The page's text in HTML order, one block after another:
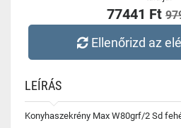
77441 Ft
Ellenőrizd az
LEÍRÁS
Konyhaszekrény Max W80grf/2 Sd